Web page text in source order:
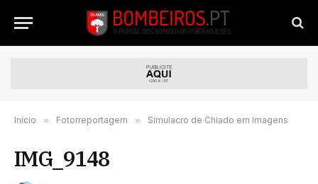
Início » Fotorreportagem » Simulacro de Chiado em Imagens
IMG_9148